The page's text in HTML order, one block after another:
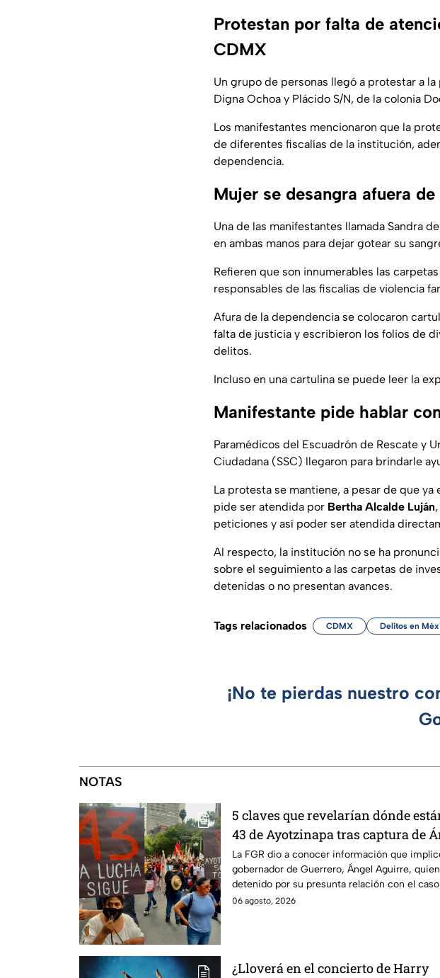
Protestan por falta de
CDMX
Un grupo de personas llegó a protestar a
Digna Ochoa y Plácido S/N, de la colonia
Los manifestantes mencionaron que la
de diferentes fiscalías de la institución,
dependencia.
Mujer se desangra afuera
Una de las manifestantes llamada Sandra
en ambas manos para dejar gotear su
Refieren que son innumerables las
responsables de las fiscalías de violencia
Afura de la dependencia se colocaron
falta de justicia y escribieron los folios de
delitos.
Incluso en una cartulina se puede leer la
Manifestante pide hablar
Paramédicos del Escuadrón de Rescate y
Ciudadana (SSC) llegaron para brindarle
La protesta se mantiene, a pesar de que
pide ser atendida por Bertha Alcalde Luján
peticiones y así poder ser atendida
Al respecto, la institución no se ha
sobre el seguimiento a las carpetas de
detenidas o no presentan avances.
Tags relacionados CDMX Delitos en
¡No te pierdas nuestro
NOTAS
5 claves que revelarían dónde
43 de Ayotzinapa tras captura de
Aguirre, ex gobernador de
La FGR dio a conocer información que
gobernador de Guerrero, Ángel Aguirre,
detenido por su presunta relación con el caso
Ayotzinapa.
06 agosto, 2026
¿Lloverá en el concierto de Harry